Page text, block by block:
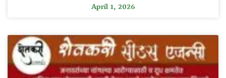
April 1, 2026